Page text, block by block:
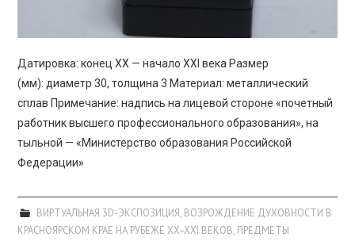
Датировка: конец XX — начало XXI века Размер
(мм): диаметр 30, толщина 3 Материал: металлический
сплав Примечание: надпись на лицевой стороне «почетный
работник высшего профессионального образования», на
тыльной — «Министерство образования Российской
Федерации»
ВИРТУАЛЬНАЯ 3D-ЭКСПОЗИЦИЯ, ВОЗРОЖДЕНИЕ ДУХОВНОСТИ В
КРАСНОЯРСКОМ КРАЕ НА РУБЕЖЕ XX–XXI ВЕКОВ, ПРЕДМЕТЫ